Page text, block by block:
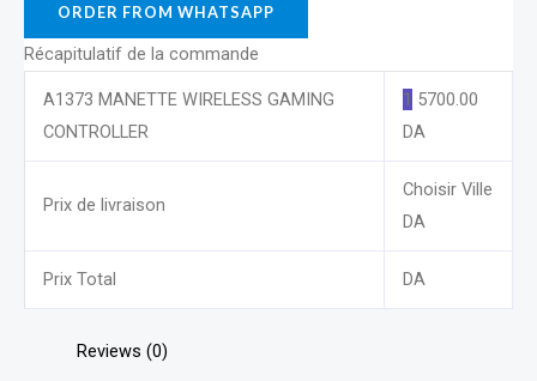
ORDER FROM WHATSAPP
Récapitulatif de la commande
A1373 MANETTE WIRELESS GAMING
CONTROLLER
1 5700.00
DA
Prix de livraison
Choisir Ville
DA
Prix Total DA
Reviews (0)